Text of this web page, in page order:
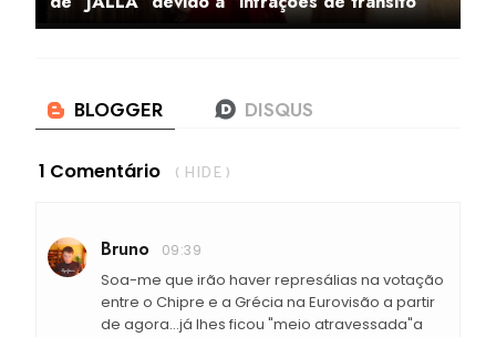
1 Comentário ( HIDE )
Bruno 09:39
Soa-me que irão haver represálias na votação
entre o Chipre e a Grécia na Eurovisão a partir
de agora...já lhes ficou "meio atravessada"a